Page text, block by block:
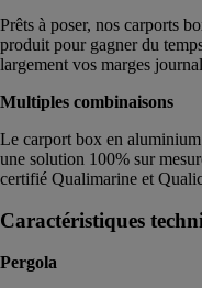
Prêts à poser, nos carports
produit pour gagner du
largement vos marges
Multiples combinaisons
Le carport box en
une solution 100% sur
certifié Qualimarine et
Caractéristiques
Pergola